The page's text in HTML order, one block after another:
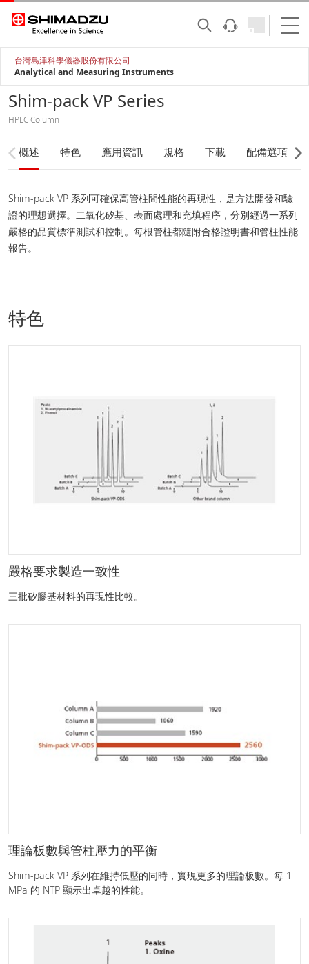
台灣島津科學儀器股份有限公司
Analytical and Measuring Instruments
Shim-pack VP Series
HPLC Column
概述 特色 應用資訊 規格 下載 配備選項
Shim-pack VP 系列可確保高管柱間性能的再現性，是方法開發和驗
證的理想選擇。二氧化矽基、表面處理和充填程序，分別經過一系列
嚴格的品質標準測試和控制。每根管柱都隨附合格證明書和管柱性能
報告。
特色
嚴格要求製造一致性
三批矽膠基材料的再現性比較。
理論板數與管柱壓力的平衡
Shim-pack VP 系列在維持低壓的同時，實現更多的理論板數。每 1
MPa 的 NTP 顯示出卓越的性能。